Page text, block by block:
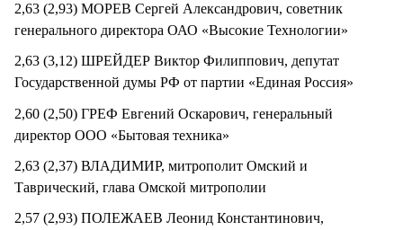
2,63 (2,93) МОРЕВ Сергей Александрович, советник
генерального директора ОАО «Высокие Технологии»
2,63 (3,12) ШРЕЙДЕР Виктор Филиппович, депутат
Государственной думы РФ от партии «Единая Россия»
2,60 (2,50) ГРЕФ Евгений Оскарович, генеральный
директор ООО «Бытовая техника»
2,63 (2,37) ВЛАДИМИР, митрополит Омский и
Таврический, глава Омской митрополии
2,57 (2,93) ПОЛЕЖАЕВ Леонид Константинович,